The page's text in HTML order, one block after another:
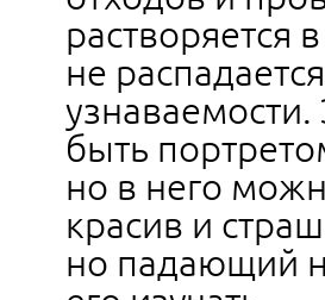
растворяется
не
быть
но в него
красив и
но падающий